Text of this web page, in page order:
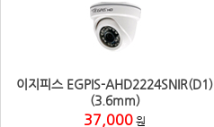
이지피스 EGPIS-AHD2224SNIR(D1)
(3.6mm)
37,000 원